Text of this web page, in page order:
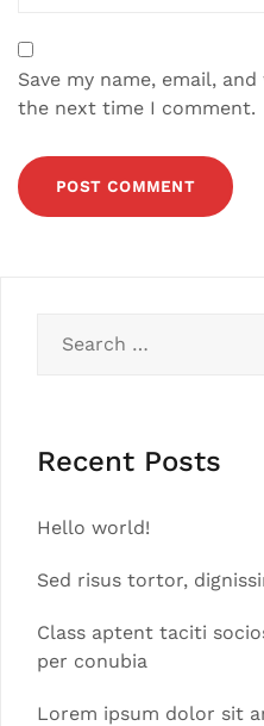
Save my name, email,
the next time I comment.
for:
Recent Posts
Hello world!
Sed risus tortor,
Class aptent taciti
per conubia
Lorem ipsum dolor sit